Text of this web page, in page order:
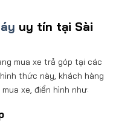
uy tín tại Sài
mua xe trả góp tại các
thức này, khách hàng
xe, điển hình như: